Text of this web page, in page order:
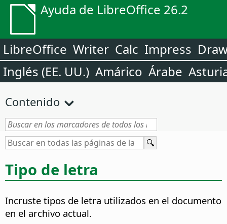
Ayuda de LibreOffice 26.2
LibreOffice Writer Calc Impress
Inglés (EE. UU.) Amárico Árabe
Contenido
Tipo de letra
Incruste tipos de letra utilizados en el documento
en el archivo actual.